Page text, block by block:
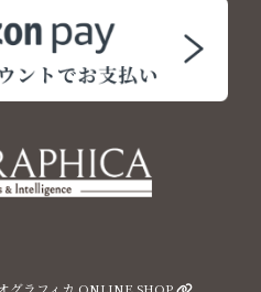
グラフィカ ONLINE SHOP